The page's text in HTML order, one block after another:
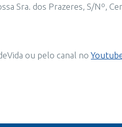
Sra. dos Prazeres, S/Nº,
ou pelo canal no